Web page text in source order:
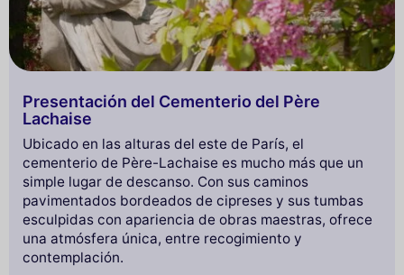
Presentación del Cementerio del Père
Lachaise
Ubicado en las alturas del este de París, el
cementerio de Père-Lachaise es mucho más que un
simple lugar de descanso. Con sus caminos
pavimentados bordeados de cipreses y sus tumbas
esculpidas con apariencia de obras maestras, ofrece
una atmósfera única, entre recogimiento y
contemplación.